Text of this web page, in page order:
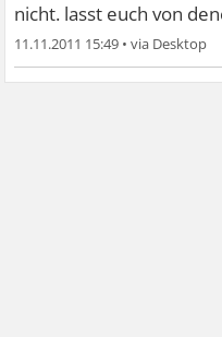
nicht. lasst euch von
11.11.2011 15:49 •